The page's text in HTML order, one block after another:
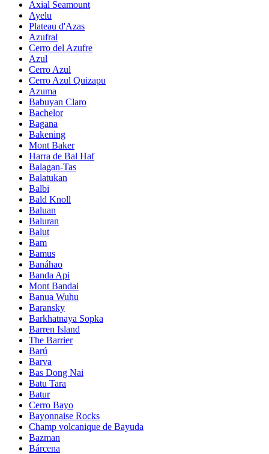
Axial Seamount
Ayelu
Plateau d'Azas
Azufral
Cerro del Azufre
Azul
Cerro Azul
Cerro Azul Quizapu
Azuma
Babuyan Claro
Bachelor
Bagana
Bakening
Mont Baker
Harra de Bal Haf
Balagan-Tas
Balatukan
Balbi
Bald Knoll
Baluan
Baluran
Balut
Bam
Bamus
Banáhao
Banda Api
Mont Bandai
Banua Wuhu
Baransky
Barkhatnaya Sopka
Barren Island
The Barrier
Barú
Barva
Bas Dong Nai
Batu Tara
Batur
Cerro Bayo
Bayonnaise Rocks
Champ volcanique de Bayuda
Bazman
Bárcena